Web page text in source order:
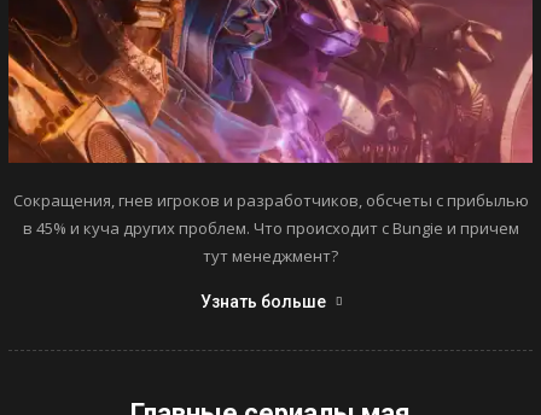
Сокращения, гнев игроков и разработчиков, обсчеты с прибылью
в 45% и куча других проблем. Что происходит с Bungie и причем
тут менеджмент?
Узнать больше